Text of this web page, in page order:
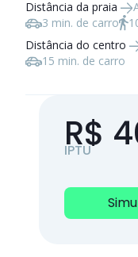
Distância da praia
3 min. de carro
Distância do centro
15 min. de carro
R$
IPTU